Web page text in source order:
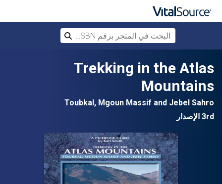
تخطي إلى المحتوى الرئيسيTrekking in the Atlas
Mountains
Toubkal, Mgoun Massif and Jebel Sahro
3rd الإصدار